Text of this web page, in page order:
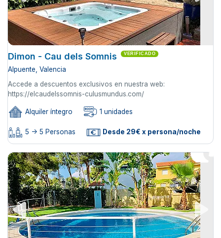
Dimon - Cau dels Somnis VERIFICADO
Alpuente, Valencia
Accede a descuentos exclusivos en nuestra web:
https://elcaudelssomnis-culusmundus.com/
Alquiler íntegro 1 unidades
5 -> 5 Personas Desde 29€ x persona/noche